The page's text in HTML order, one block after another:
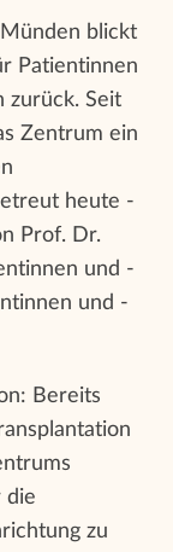
blickt
Patientinnen
zurück. Seit
Zentrum ein
heute -
Prof. Dr.
und -
und -
Bereits
die
zu